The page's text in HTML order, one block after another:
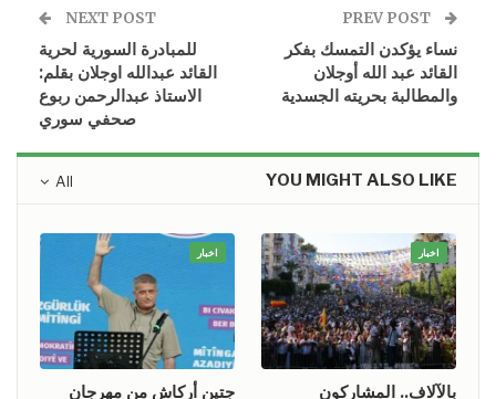
نساء يؤكدن التمسك بفكر
القائد عبد الله أوجلان
والمطالبة بحريته الجسدية
NEXT POST
للمبادرة السورية لحرية
القائد عبدالله اوجلان بقلم:
الاستاذ عبدالرحمن ربوع
صحفي سوري
All YOU MIGHT ALSO LIKE
اخبار
بالآلاف.. المشاركون
اخبار
جتين أركاش من مهرجان